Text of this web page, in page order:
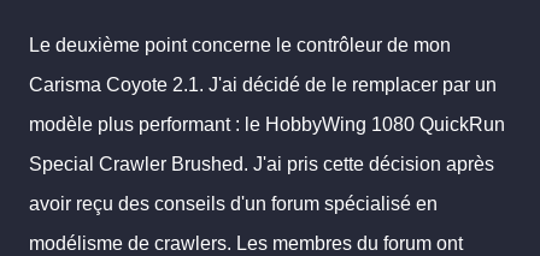
Le deuxième point concerne le contrôleur de mon
Carisma Coyote 2.1. J'ai décidé de le remplacer par un
modèle plus performant : le HobbyWing 1080 QuickRun
Special Crawler Brushed. J'ai pris cette décision après
avoir reçu des conseils d'un forum spécialisé en
modélisme de crawlers. Les membres du forum ont